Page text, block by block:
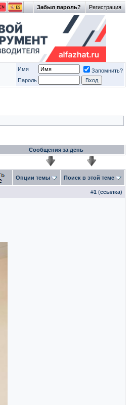
Регистрация
Забыл пароль?
Имя
Запомнить?
Пароль
Сообщения за день
Опции темы Поиск в этой теме
#1 (ссылка)